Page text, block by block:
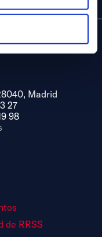
Madrid
27
98
de RRSS